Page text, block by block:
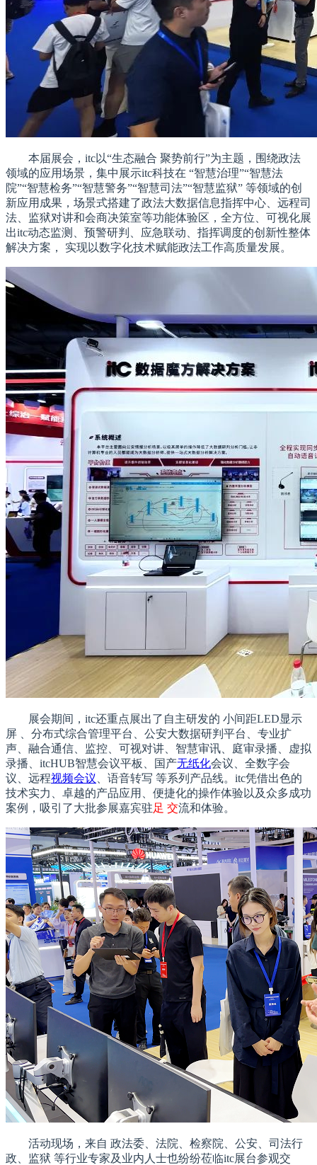
本届展会，itc以“生态融合 聚势前行”为主题，围绕政法
领域的应用场景，集中展示itc科技在 “智慧治理”“智慧法
院”“智慧检务”“智慧警务”“智慧司法”“智慧监狱” 等领域的创
新应用成果，场景式搭建了政法大数据信息指挥中心、远程司
法、监狱对讲和会商决策室等功能体验区，全方位、可视化展
出itc动态监测、预警研判、应急联动、指挥调度的创新性整体
解决方案， 实现以数字化技术赋能政法工作高质量发展。
展会期间，itc还重点展出了自主研发的 小间距LED显示
屏 、分布式综合管理平台、公安大数据研判平台、专业扩
声、融合通信、监控、可视对讲、智慧审讯、庭审录播、虚拟
录播、itcHUB智慧会议平板、国产无纸化会议、全数字会
议、远程视频会议 、语音转写 等系列产品线。itc凭借出色的
技术实力、卓越的产品应用、便捷化的操作体验以及众多成功
案例，吸引了大批参展嘉宾驻足 交流和体验。
活动现场，来自 政法委、法院、检察院、公安、司法行
政、监狱 等行业专家及业内人士也纷纷莅临itc展台参观交